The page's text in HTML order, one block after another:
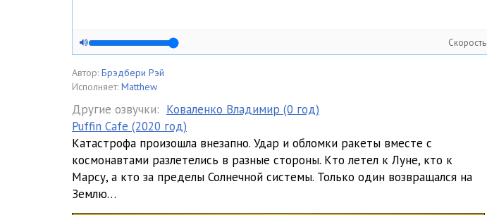
Скорость
Автор: Брэдбери Рэй
Исполняет: Matthew
Другие озвучки: Коваленко Владимир (0 год)
Puffin Cafe (2020 год)
Катастрофа произошла внезапно. Удар и обломки ракеты вместе с
космонавтами разлетелись в разные стороны. Кто летел к Луне, кто к
Марсу, а кто за пределы Солнечной системы. Только один возвращался на
Землю…